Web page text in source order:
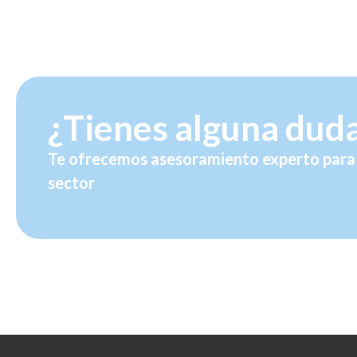
¿Tienes alguna
Te ofrecemos asesoramiento experto
sector